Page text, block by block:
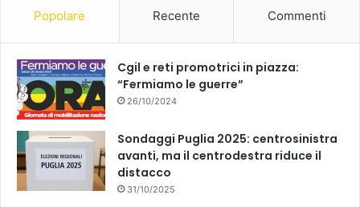
k
Popolare Recente Commenti
Cgil e reti promotrici in piazza:
“Fermiamo le guerre”
26/10/2024
Sondaggi Puglia 2025: centrosinistra
avanti, ma il centrodestra riduce il
distacco
31/10/2025